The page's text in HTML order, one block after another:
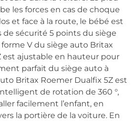
les forces en cas de choque
et face à la route, le bébé est
de sécurité 5 points du siège
V du siège auto Britax
est ajustable en hauteur pour
parfait du siège auto à
Britax Roemer Dualfix 5Z est
de rotation de 360 °,
facilement l’enfant, en
la portière de la voiture. En